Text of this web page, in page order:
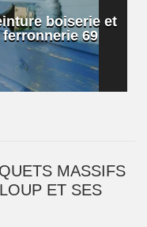
boiserie et
ferronnerie 69
MASSIFS
ET SES